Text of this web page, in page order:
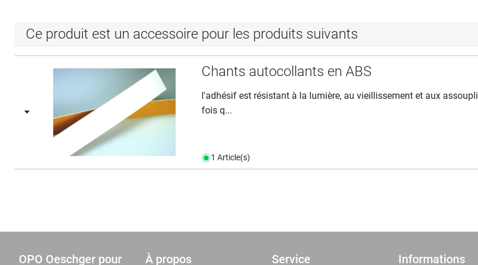
Ce produit est un accessoire pour les produits suivants
Chants autocollants en ABS
l'adhésif est résistant à la lumière, au vieillissement et aux
fois q...
1 Article(s)
OPO Oeschger pour À propos Service Informations